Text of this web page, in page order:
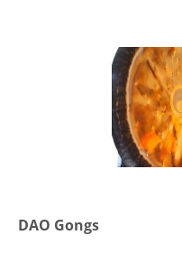
DAO Gongs